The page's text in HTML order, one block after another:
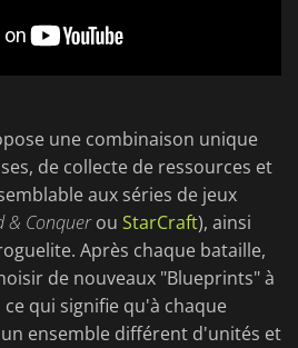
une combinaison unique
de collecte de ressources et
aux séries de jeux
& Conquerou StarCraft), ainsi
Après chaque bataille,
de nouveaux "Blueprints" à
qui signifie qu'à chaque
ensemble différent d'unités et